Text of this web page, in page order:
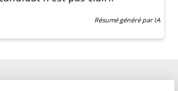
Résumé généré par IA